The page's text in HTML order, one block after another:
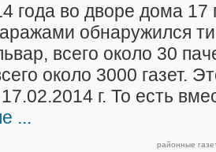
года во дворе дома 17
обнаружился
всего около 30
около 3000 газет.
г. То есть
...
районные